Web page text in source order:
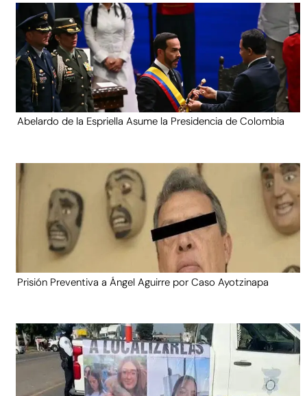
Abelardo de la Espriella Asume la Presidencia de Colombia
Prisión Preventiva a Ángel Aguirre por Caso Ayotzinapa